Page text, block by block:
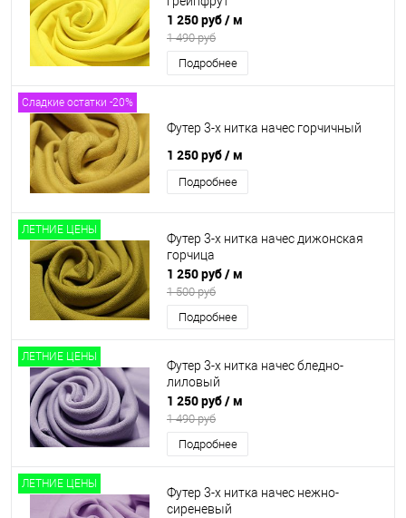
1 250 руб/ м
1 490 руб
Подробнее
Сладкие остатки -20%
Футер 3-х нитка начес горчичный
1 250 руб/ м
Подробнее
ЛЕТНИЕ ЦЕНЫ
Футер 3-х нитка начес дижонская
горчица
1 250 руб/ м
1 500 руб
Подробнее
ЛЕТНИЕ ЦЕНЫ
Футер 3-х нитка начес бледно-
лиловый
1 250 руб/ м
1 490 руб
Подробнее
ЛЕТНИЕ ЦЕНЫ
Футер 3-х нитка начес нежно-
сиреневый